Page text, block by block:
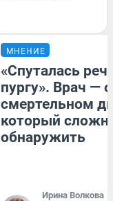
МНЕНИЕ
«Спуталась
пургу». Врач — о
смертельном
который
обнаружить
Ирина Волкова